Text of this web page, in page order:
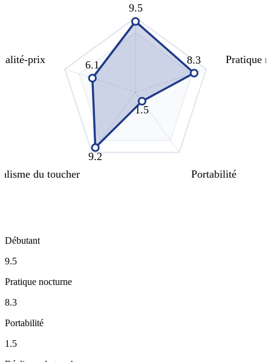
9.5
8.3
1.5
9.2
6.1 Pratique
Portabilité
du toucher
prix
Débutant
9.5
Pratique nocturne
8.3
Portabilité
1.5